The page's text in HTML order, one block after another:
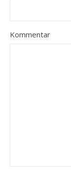
Kommentar